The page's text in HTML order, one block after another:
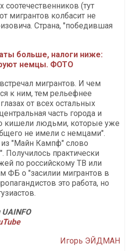
(тут
мигрантов колбасит не
Страна, "победившая
больше, налоги ниже:
немцы. ФОТО
мигрантов. И чем
к ним, тем рельефнее
от всех остальных
часть города и
кишели людьми, которые уже
не имели с немцами".
из "Майн Кампф" слово
Получилось практически
по российскому ТВ или
ФБ о "засилии мигрантов в
это работа, но
UAINFO
Игорь ЭЙДМАН